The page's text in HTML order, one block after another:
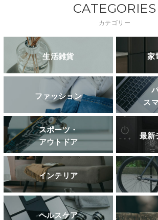
CATEGORIES
カテゴリー
生活雑貨 家
ファッション
ス
スポーツ・
アウトドア
最新
インテリア
ヘルスケア